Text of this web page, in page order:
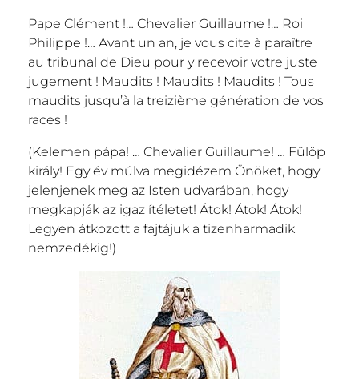
Pape Clément !… Chevalier Guillaume !… Roi
Philippe !… Avant un an, je vous cite à paraître
au tribunal de Dieu pour y recevoir votre juste
jugement ! Maudits ! Maudits ! Maudits ! Tous
maudits jusqu’à la treizième génération de vos
races !
(Kelemen pápa! … Chevalier Guillaume! … Fülöp
király! Egy év múlva megidézem Önöket, hogy
jelenjenek meg az Isten udvarában, hogy
megkapják az igaz ítéletet! Átok! Átok! Átok!
Legyen átkozott a fajtájuk a tizenharmadik
nemzedékig!)